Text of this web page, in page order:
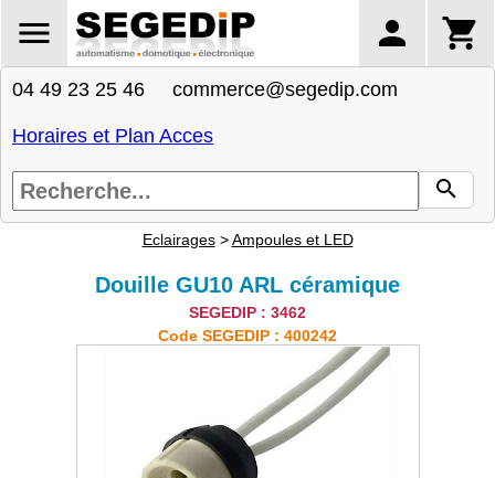
04 49 23 25 46 commerce@segedip.com
Horaires et Plan Acces
Eclairages>Ampoules et LED
Douille GU10 ARL céramique
SEGEDIP : 3462
Code SEGEDIP : 400242